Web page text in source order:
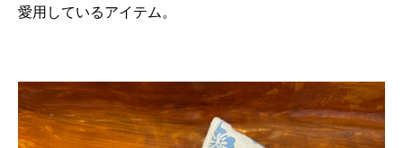
愛用しているアイテム。